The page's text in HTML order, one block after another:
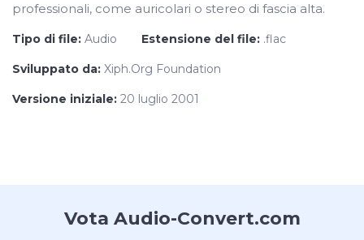
professionali, come auricolari o stereo di fascia alta.
Tipo di file: Audio Estensione del file: .flac
Sviluppato da: Xiph.Org Foundation
Versione iniziale: 20 luglio 2001
Vota Audio-Convert.com